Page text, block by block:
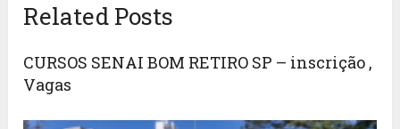
Related Posts
CURSOS SENAI BOM RETIRO SP – inscrição ,
Vagas